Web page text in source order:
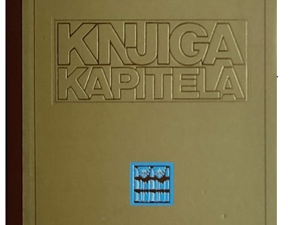
LIKOVNA UMJETNOST
LJEKOVITO BILJE I ZDRAVLJE
MITOLOGIJA
POVIJEST I PUBLICISTIKA
PRIRODNE ZNANOSTI
PSIHOLOGIJA, POPULARNA PSIHOLOGIJA,
ALTERNATIVA
RAZNO
TEHNIČKE ZNANOSTI
TEORIJA I POVIJEST KNJIŽEVNOSTI